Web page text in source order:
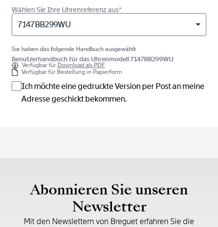
Wählen Sie Ihre Uhrenreferenz aus*
7147BB299WU
Sie haben das folgende Handbuch ausgewählt
Benutzerhandbuch für das Uhrenmodell 7147BB299WU
Verfügbar für Download als PDF
Verfügbar für Bestellung in Papierform
Ich möchte eine gedruckte Version per Post an meine
Adresse geschickt bekommen.
Abonnieren Sie unseren
Newsletter
Mit den Newslettern von Breguet erfahren Sie die